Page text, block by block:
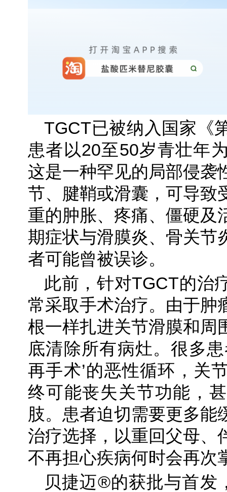
TGCT已被纳入国家《
患者以20至50岁青壮年
这是一种罕见的局部侵袭
节、腱鞘或滑囊，可导致
重的肿胀、疼痛、僵硬及
期症状与滑膜炎、骨关节
者可能曾被误诊。
此前，针对TGCT的治
常采取手术治疗。由于肿
根一样扎进关节滑膜和周
底清除所有病灶。很多
再手术’的恶性循环，关
终可能丧失关节功能，
肢。患者迫切需要更多能
治疗选择，以重回父母、
不再担心疾病何时会再次
贝捷迈®的获批与首发